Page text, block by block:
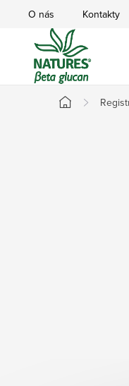
O nás Kontakty
Domov